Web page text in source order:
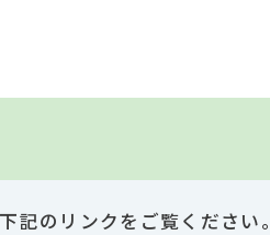
のリンクをご覧ください。